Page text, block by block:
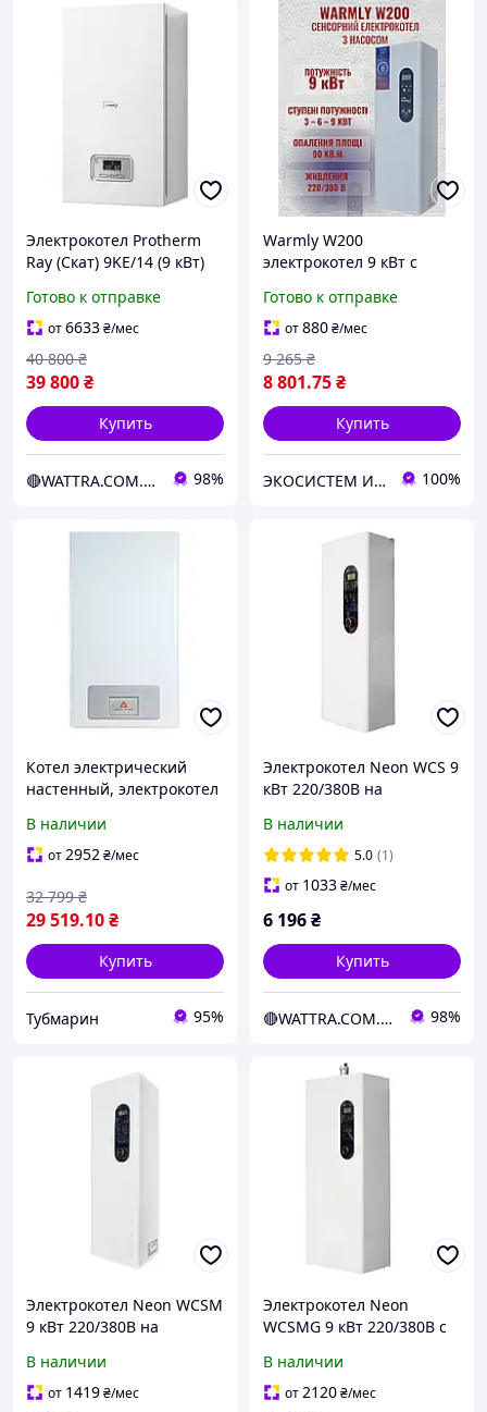
Электрокотел Protherm
Ray (Скат) 9KE/14 (9 кВт)
(220/380В) (электрический
котел)
Готово к отправке
от6633₴/мес
39 800₴
40 800 ₴
Купить
🔴WATTRA.COM.UA - дело техники... 98%
Warmly W200
электрокотел 9 кВт с
Готово к отправке
от880₴/мес
8 801.75₴
9 265 ₴
Купить
ЭКОСИСТЕМ ИНЖИНИРИНГ ООО 100%
Котел электрический
настенный, электрокотел
Smart 9 квт 220 Тенко
В наличии
от2952₴/мес
29 519.10₴
32 799 ₴
Купить
Тубмарин 95%
Электрокотел Neon WCS 9
кВт 220/380В на
В наличии
5.0 (1)
от 1033₴/мес
6 196₴
Купить
🔴WATTRA.COM.UA - дело техники... 98%
Электрокотел Neon WCSM
9 кВт 220/380В на
насосом (m19318)
В наличии
от 1419₴/мес
Электрокотел Neon
WCSMG 9 кВт 220/380В с
насосом и группой
безопасности (mg19324)
В наличии
от2120₴/мес